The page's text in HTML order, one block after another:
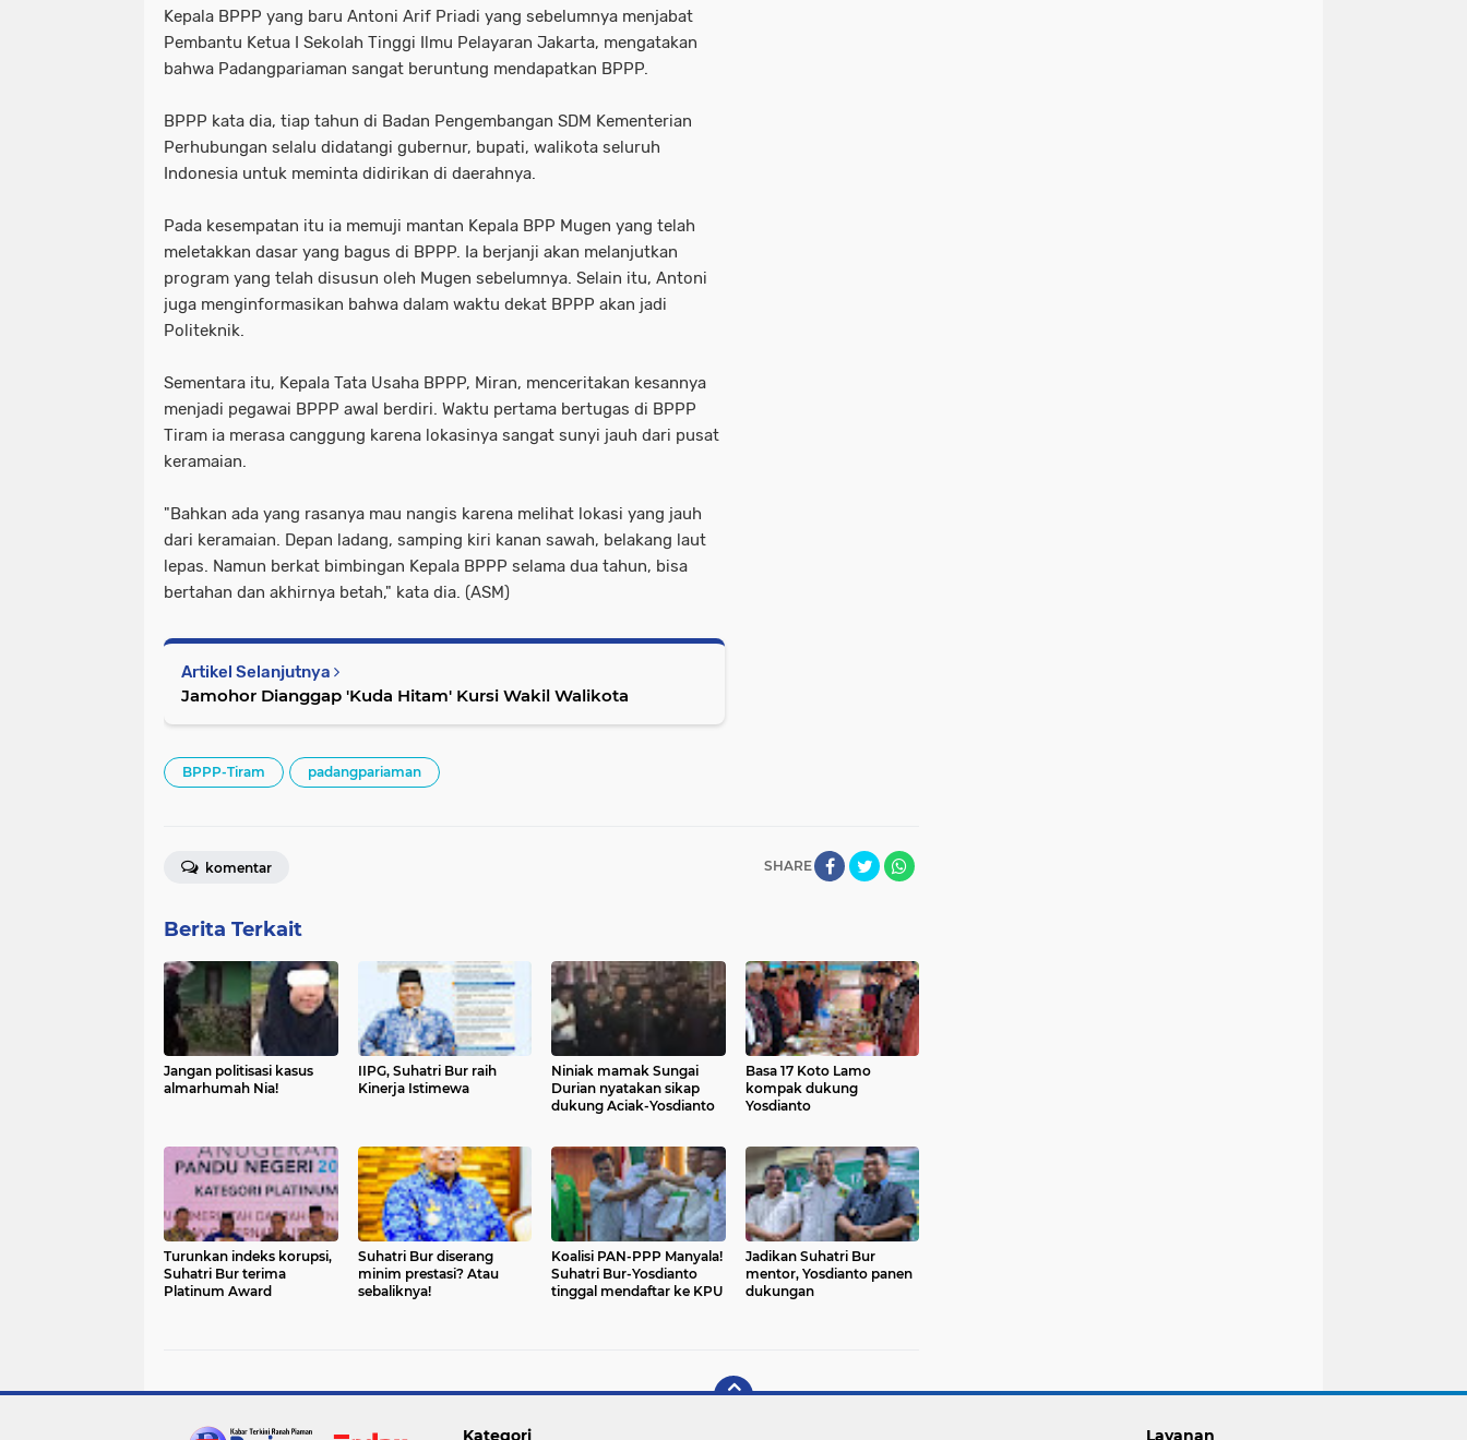
Kepala BPPP yang baru Antoni Arif Priadi yang sebelumnya menjabat
Pembantu Ketua I Sekolah Tinggi Ilmu Pelayaran Jakarta, mengatakan
bahwa Padangpariaman sangat beruntung mendapatkan BPPP.
BPPP kata dia, tiap tahun di Badan Pengembangan SDM Kementerian
Perhubungan selalu didatangi gubernur, bupati, walikota seluruh
Indonesia untuk meminta didirikan di daerahnya.
Pada kesempatan itu ia memuji mantan Kepala BPP Mugen yang telah
meletakkan dasar yang bagus di BPPP. Ia berjanji akan melanjutkan
program yang telah disusun oleh Mugen sebelumnya. Selain itu, Antoni
juga menginformasikan bahwa dalam waktu dekat BPPP akan jadi
Politeknik.
Sementara itu, Kepala Tata Usaha BPPP, Miran, menceritakan kesannya
menjadi pegawai BPPP awal berdiri. Waktu pertama bertugas di BPPP
Tiram ia merasa canggung karena lokasinya sangat sunyi jauh dari pusat
keramaian.
"Bahkan ada yang rasanya mau nangis karena melihat lokasi yang jauh
dari keramaian. Depan ladang, samping kiri kanan sawah, belakang laut
lepas. Namun berkat bimbingan Kepala BPPP selama dua tahun, bisa
bertahan dan akhirnya betah," kata dia. (ASM)
Artikel Selanjutnya
Jamohor Dianggap 'Kuda Hitam' Kursi Wakil Walikota
BPPP-Tiram padangpariaman
SHARE
komentar
Berita Terkait
Jangan politisasi kasus
almarhumah Nia!
IIPG, Suhatri Bur raih
Kinerja Istimewa
Niniak mamak Sungai
Durian nyatakan sikap
dukung Aciak-Yosdianto
Basa 17 Koto Lamo
kompak dukung
Yosdianto
Turunkan indeks korupsi,
Suhatri Bur terima
Platinum Award
Suhatri Bur diserang
minim prestasi? Atau
sebaliknya!
Koalisi PAN-PPP Manyala!
Suhatri Bur-Yosdianto
tinggal mendaftar ke KPU
Jadikan Suhatri Bur
mentor, Yosdianto panen
dukungan
Kategori Layanan